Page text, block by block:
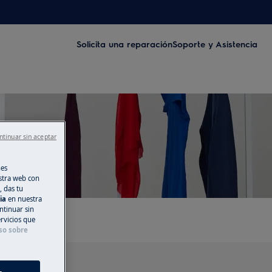
Solicita una reparaciónSoporte y Asistencia
web con
das tu
en nuestra
sin
que
sobre
sin aceptar